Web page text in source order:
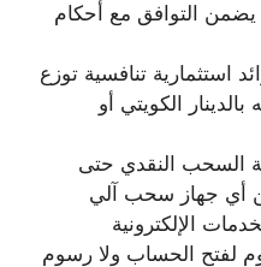
يضمن التوافق مع أحكام
استثمارية تنافسية توزع
الكويتي أو
السحب النقدي حتى
من أي جهاز سحب آلي
الإلكترونية
لفتح الحساب ولا رسوم